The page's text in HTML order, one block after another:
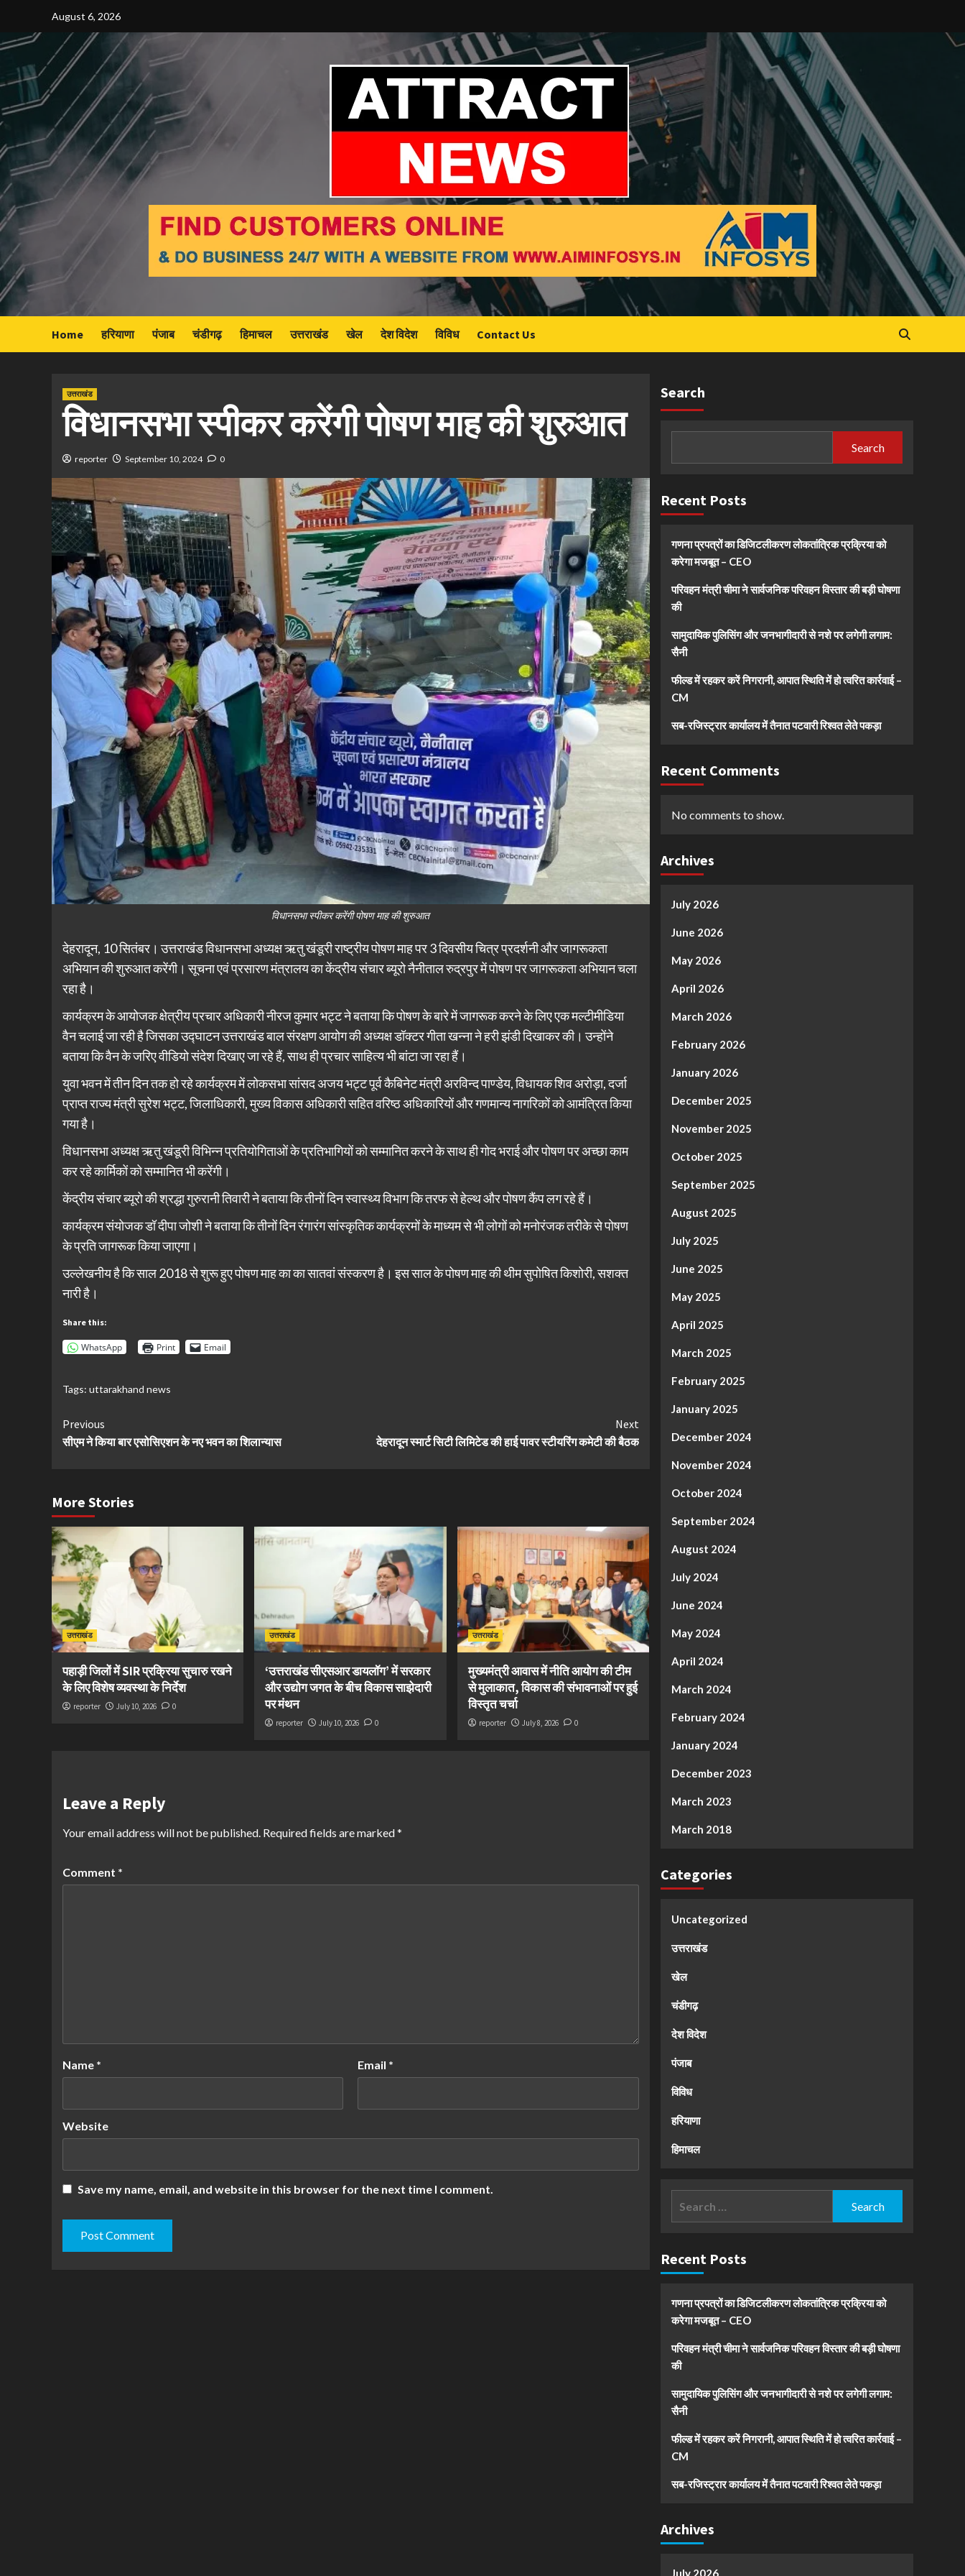
content
August 6, 2026
Home हरियाणा पंजाब चंडीगढ़ हिमाचल उत्तराखंड खेल देश विदेश विविध Contact Us
उत्तराखंड
विधानसभा स्पीकर करेंगी पोषण माह की शुरुआत
reporter September 10, 2024 0
विधानसभा स्पीकर करेंगी पोषण माह की शुरुआत
देहरादून, 10 सितंबर। उत्तराखंड विधानसभा अध्यक्ष ऋतु खंडूरी राष्ट्रीय पोषण माह पर 3 दिवसीय चित्र प्रदर्शनी और जागरूकता
अभियान की शुरुआत करेंगी। सूचना एवं प्रसारण मंत्रालय का केंद्रीय संचार ब्यूरो नैनीताल रुद्रपुर में पोषण पर जागरूकता अभियान चला
रहा है।
कार्यक्रम के आयोजक क्षेत्रीय प्रचार अधिकारी नीरज कुमार भट्ट ने बताया कि पोषण के बारे में जागरूक करने के लिए एक मल्टीमीडिया
वैन चलाई जा रही है जिसका उद्घाटन उत्तराखंड बाल संरक्षण आयोग की अध्यक्ष डॉक्टर गीता खन्ना ने हरी झंडी दिखाकर की। उन्होंने
बताया कि वैन के जरिए वीडियो संदेश दिखाए जा रहे हैं, साथ ही प्रचार साहित्य भी बांटा जा रहा हैं।
युवा भवन में तीन दिन तक हो रहे कार्यक्रम में लोकसभा सांसद अजय भट्ट पूर्व कैबिनेट मंत्री अरविन्द पाण्डेय, विधायक शिव अरोड़ा, दर्जा
प्राप्त राज्य मंत्री सुरेश भट्ट, जिलाधिकारी, मुख्य विकास अधिकारी सहित वरिष्ठ अधिकारियों और गणमान्य नागरिकों को आमंत्रित किया
गया है।
विधानसभा अध्यक्ष ऋतु खंडूरी विभिन्न प्रतियोगिताओं के प्रतिभागियों को सम्मानित करने के साथ ही गोद भराई और पोषण पर अच्छा काम
कर रहे कार्मिकों को सम्मानित भी करेंगी।
केंद्रीय संचार ब्यूरो की श्रद्धा गुरुरानी तिवारी ने बताया कि तीनों दिन स्वास्थ्य विभाग कि तरफ से हेल्थ और पोषण कैंप लग रहे हैं।
कार्यक्रम संयोजक डॉ दीपा जोशी ने बताया कि तीनों दिन रंगारंग सांस्कृतिक कार्यक्रमों के माध्यम से भी लोगों को मनोरंजक तरीके से पोषण
के प्रति जागरूक किया जाएगा।
उल्लेखनीय है कि साल 2018 से शुरू हुए पोषण माह का का सातवां संस्करण है। इस साल के पोषण माह की थीम सुपोषित किशोरी, सशक्त
नारी है।
Share this:
WhatsApp Print Email
Tags: uttarakhand news
Continue
Reading
Previous
सीएम ने किया बार एसोसिएशन के नए भवन का शिलान्यास
Next
देहरादून स्मार्ट सिटी लिमिटेड की हाई पावर स्टीयरिंग कमेटी की बैठक
More Stories
उत्तराखंड
पहाड़ी जिलों में SIR प्रक्रिया सुचारु रखने
के लिए विशेष व्यवस्था के निर्देश
reporter July 10, 2026 0
उत्तराखंड
‘उत्तराखंड सीएसआर डायलॉग’ में सरकार
और उद्योग जगत के बीच विकास साझेदारी
पर मंथन
reporter July 10, 2026 0
उत्तराखंड
मुख्यमंत्री आवास में नीति आयोग की टीम
से मुलाकात, विकास की संभावनाओं पर हुई
विस्तृत चर्चा
reporter July 8, 2026 0
Leave a Reply
Your email address will not be published. Required fields are marked*
Comment *
Name * Email *
Website
Save my name, email, and website in this browser for the next time I comment.
Search
Search
Recent Posts
गणना प्रपत्रों का डिजिटलीकरण लोकतांत्रिक प्रक्रिया को
करेगा मजबूत – CEO
परिवहन मंत्री चीमा ने सार्वजनिक परिवहन विस्तार की बड़ी घोषणा
की
सामुदायिक पुलिसिंग और जनभागीदारी से नशे पर लगेगी लगाम:
सैनी
फील्ड में रहकर करें निगरानी, आपात स्थिति में हो त्वरित कार्रवाई –
CM
सब-रजिस्ट्रार कार्यालय में तैनात पटवारी रिश्वत लेते पकड़ा
Recent Comments
No comments to show.
Archives
July 2026
June 2026
May 2026
April 2026
March 2026
February 2026
January 2026
December 2025
November 2025
October 2025
September 2025
August 2025
July 2025
June 2025
May 2025
April 2025
March 2025
February 2025
January 2025
December 2024
November 2024
October 2024
September 2024
August 2024
July 2024
June 2024
May 2024
April 2024
March 2024
February 2024
January 2024
December 2023
March 2023
March 2018
Categories
Uncategorized
उत्तराखंड
खेल
चंडीगढ़
देश विदेश
पंजाब
विविध
हरियाणा
हिमाचल
Recent Posts
गणना प्रपत्रों का डिजिटलीकरण लोकतांत्रिक प्रक्रिया को
करेगा मजबूत – CEO
परिवहन मंत्री चीमा ने सार्वजनिक परिवहन विस्तार की बड़ी घोषणा
की
सामुदायिक पुलिसिंग और जनभागीदारी से नशे पर लगेगी लगाम:
सैनी
फील्ड में रहकर करें निगरानी, आपात स्थिति में हो त्वरित कार्रवाई –
CM
सब-रजिस्ट्रार कार्यालय में तैनात पटवारी रिश्वत लेते पकड़ा
Archives
July 2026